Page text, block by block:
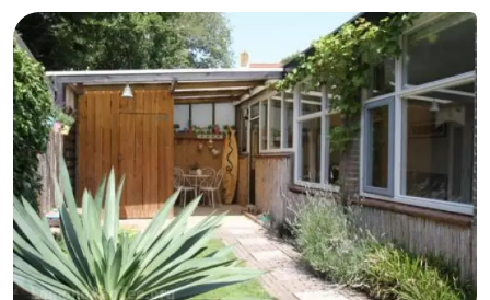
van
Egmont
Huize
Glory
Zeeparel
Campings
Chambre
d'hôtes
Chaumières
-
Buiten
Bergen
-
De
-